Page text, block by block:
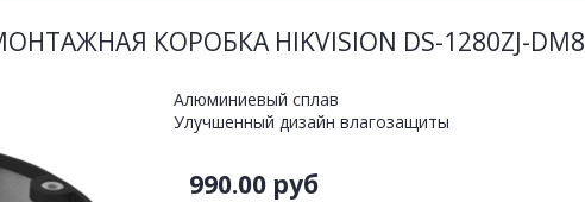
КОРОБКА HIKVISION DS-1280ZJ-DM8
Алюминиевый сплав
Улучшенный дизайн влагозащиты
990.00 руб